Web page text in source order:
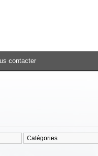
contacter